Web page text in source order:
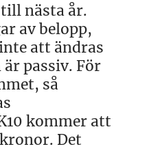
nästa år.
av belopp,
att ändras
passiv. För
så
kommer att
Det